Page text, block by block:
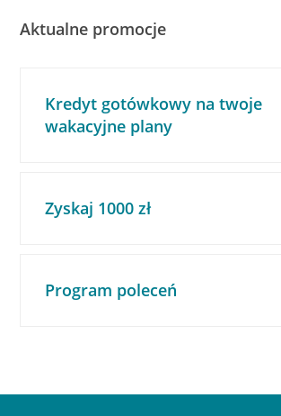
Aktualne promocje
Kredyt gotówkowy na twoje
wakacyjne plany
Zyskaj 1000 zł
Program poleceń